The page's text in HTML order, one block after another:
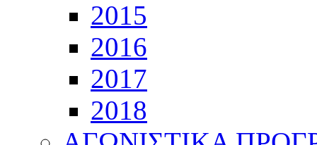
2015
2016
2017
2018